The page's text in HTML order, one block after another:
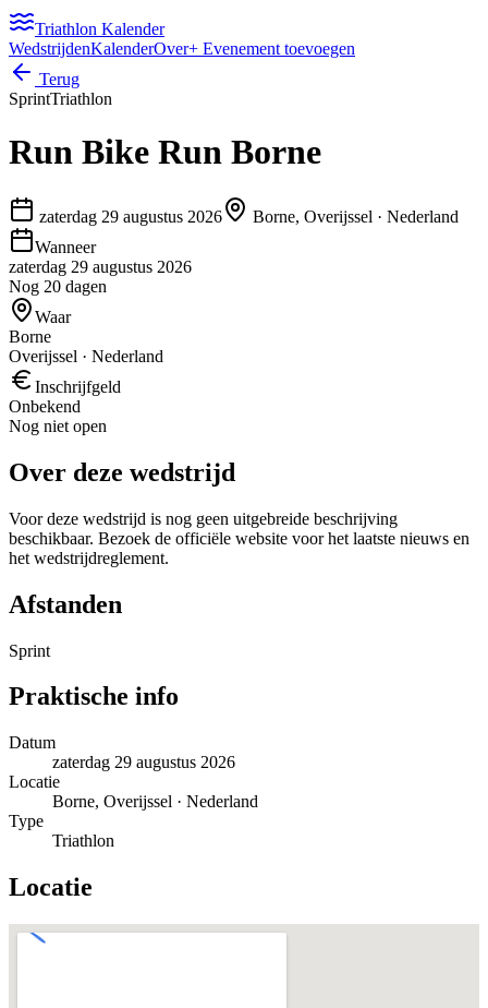
Triathlon Kalender
WedstrijdenKalenderOver+ Evenement toevoegen
Terug
SprintTriathlon
Run Bike Run Borne
zaterdag 29 augustus 2026 Borne, Overijssel · Nederland
Wanneer
zaterdag 29 augustus 2026
Nog 20 dagen
Waar
Borne
Overijssel · Nederland
Inschrijfgeld
Onbekend
Nog niet open
Over deze wedstrijd
Voor deze wedstrijd is nog geen uitgebreide beschrijving
beschikbaar. Bezoek de officiële website voor het laatste nieuws en
het wedstrijdreglement.
Afstanden
Sprint
Praktische info
Datum
zaterdag 29 augustus 2026
Locatie
Borne, Overijssel · Nederland
Type
Triathlon
Locatie